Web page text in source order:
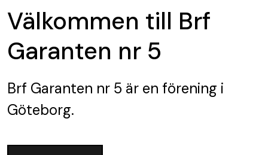
Välkommen till Brf
Garanten nr 5
Brf Garanten nr 5 är en förening i
Göteborg.